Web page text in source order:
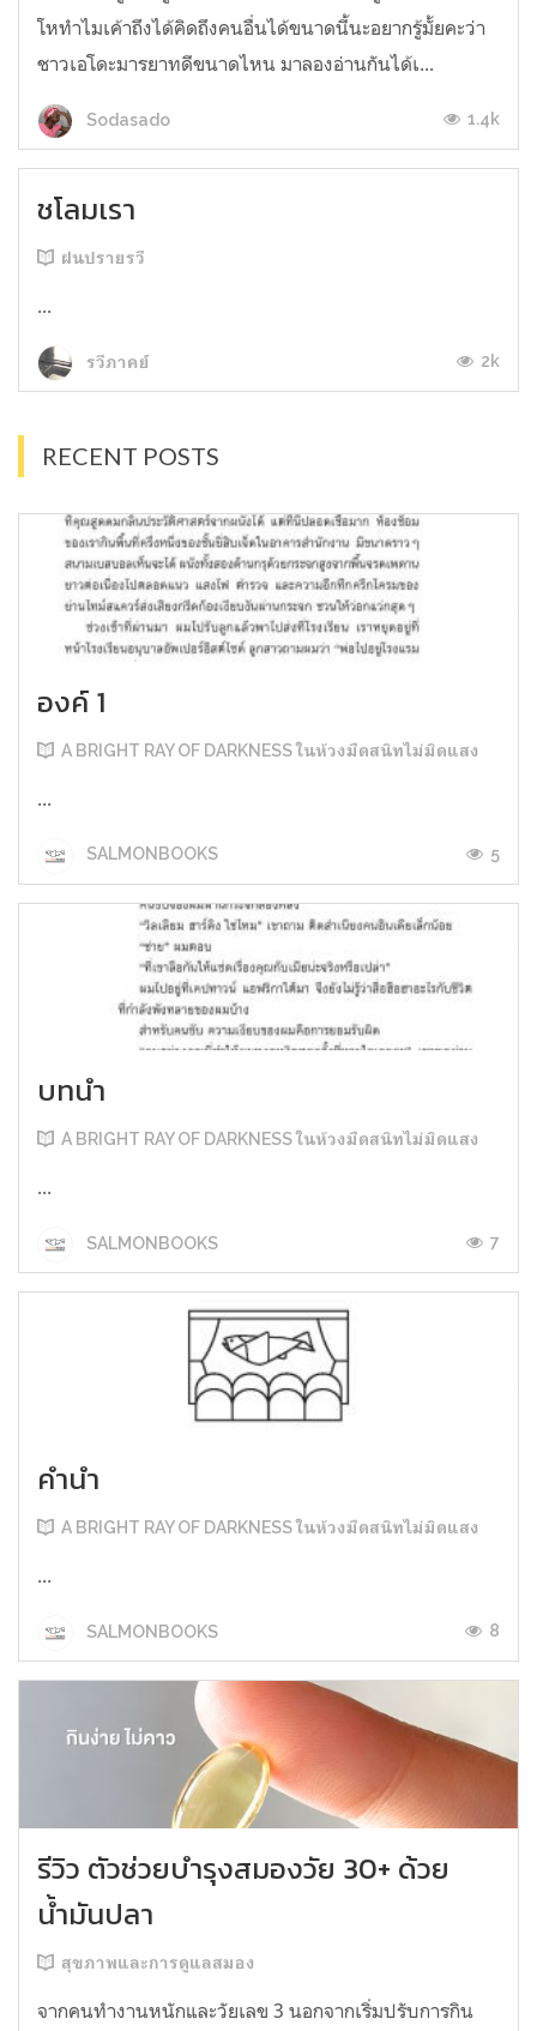
โหทำไมเค้าถึงได้คิดถึงคนอื่นได้ขนาดนี้นะอยากรู้มั้ยคะว่า
ชาวเอโดะมารยาทดีขนาดไหน มาลองอ่านกันได้เ...
Sodasado 1.4k
ชโลมเรา
ฝนปรายรวี
...
รวีภาคย์ 2k
RECENT POSTS
องค์ 1
A BRIGHT RAY OF DARKNESS ในห้วงมืดสนิทไม่มิดแสง
...
SALMONBOOKS 5
บทนำ
A BRIGHT RAY OF DARKNESS ในห้วงมืดสนิทไม่มิดแสง
...
SALMONBOOKS 7
คำนำ
A BRIGHT RAY OF DARKNESS ในห้วงมืดสนิทไม่มิดแสง
...
SALMONBOOKS 8
รีวิว ตัวช่วยบำรุงสมองวัย 30+ ด้วย
น้ำมันปลา
สุขภาพและการดูแลสมอง
จากคนทำงานหนักและวัยเลข 3 นอกจากเริ่มปรับการกิน